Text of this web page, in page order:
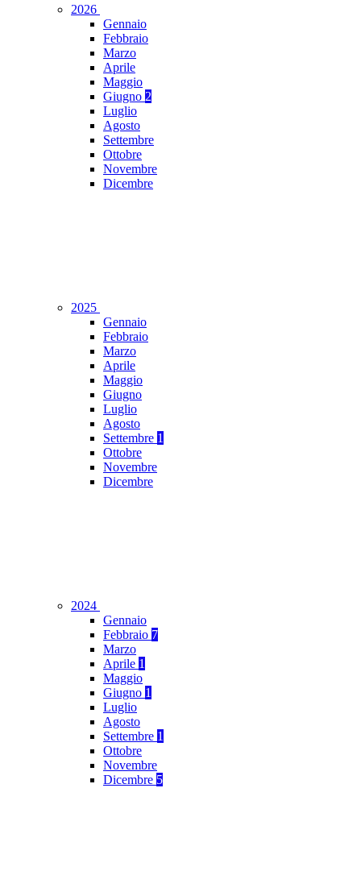
2026
Gennaio
Febbraio
Marzo
Aprile
Maggio
Giugno 2
Luglio
Agosto
Settembre
Ottobre
Novembre
Dicembre
2025
Gennaio
Febbraio
Marzo
Aprile
Maggio
Giugno
Luglio
Agosto
Settembre 1
Ottobre
Novembre
Dicembre
2024
Gennaio
Febbraio 7
Marzo
Aprile 1
Maggio
Giugno 1
Luglio
Agosto
Settembre 1
Ottobre
Novembre
Dicembre 5